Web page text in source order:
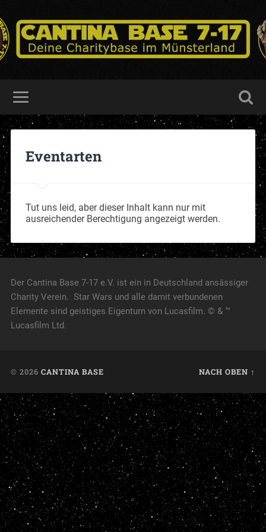
Eventarten
Tut uns leid, aber dieser Inhalt kann nur mit
ausreichender Berechtigung angezeigt werden.
Der Cantina Base 7-17 e.V. ist ein in Deutschland ansässiger
Charity Verein. Star Wars und alle damit verbundenen
Elemente sind geistiges Eigentum von Lucasfilm. © & ™
Lucasfilm Ltd.
© 2026 CANTINA BASE NACH OBEN ↑